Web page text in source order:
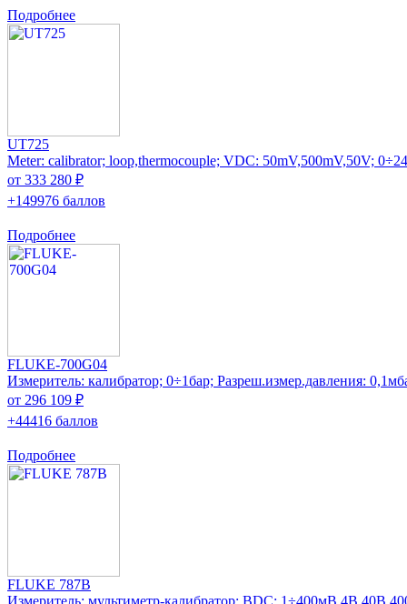
Подробнее
UT725
Meter: calibrator; loop,thermocouple; VDC: 50mV,500mV,50V;
от 333 280 ₽
+149976 баллов
Подробнее
FLUKE-700G04
Измеритель: калибратор; 0÷1бар; Разреш.измер.давления:
от 296 109 ₽
+44416 баллов
Подробнее
FLUKE 787B
Измеритель: мультиметр-калибратор; ВDC: